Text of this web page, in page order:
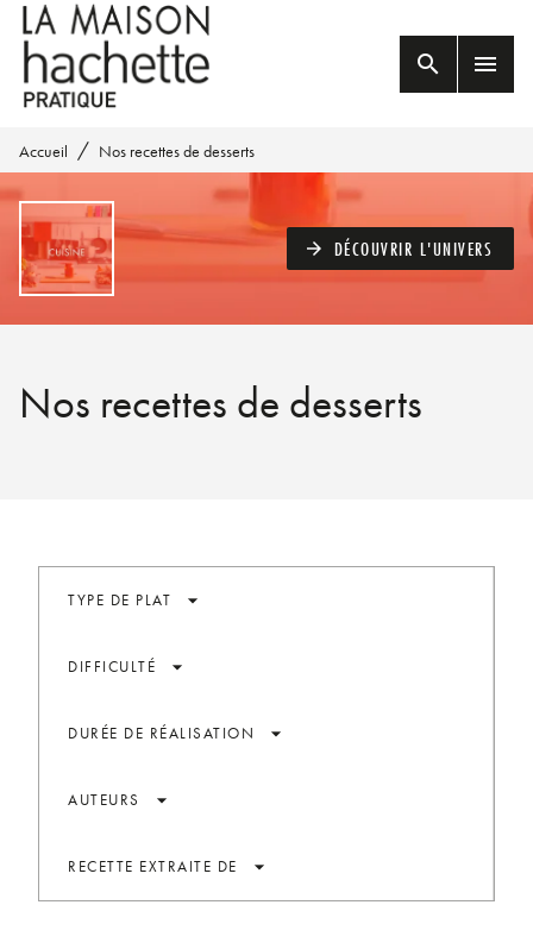
MENU RECHERCHE
PIED DE PAGE
search menu
Accueil / Nos recettes de desserts
arrow_forward DÉCOUVRIR L'UNIVERS
Nos recettes de desserts
TYPE DE PLAT arrow_drop_down
DIFFICULTÉ arrow_drop_down
DURÉE DE RÉALISATION arrow_drop_down
AUTEURS arrow_drop_down
RECETTE EXTRAITE DE arrow_drop_down